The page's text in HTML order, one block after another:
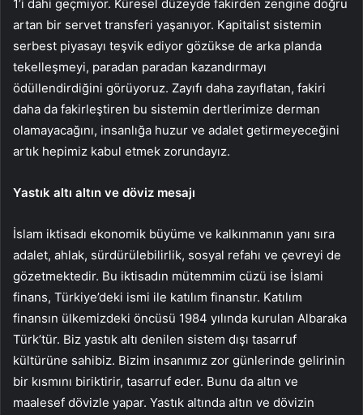
1’i dahi geçmiyor. Küresel düzeyde fakirden zengine doğru
artan bir servet transferi yaşanıyor. Kapitalist sistemin
serbest piyasayı teşvik ediyor gözükse de arka planda
tekelleşmeyi, paradan paradan kazandırmayı
ödüllendirdiğini görüyoruz. Zayıfı daha zayıflatan, fakiri
daha da fakirleştiren bu sistemin dertlerimize derman
olamayacağını, insanlığa huzur ve adalet getirmeyeceğini
artık hepimiz kabul etmek zorundayız.
Yastık altı altın ve döviz mesajı
İslam iktisadı ekonomik büyüme ve kalkınmanın yanı sıra
adalet, ahlak, sürdürülebilirlik, sosyal refahı ve çevreyi de
gözetmektedir. Bu iktisadın mütemmim cüzü ise İslami
finans, Türkiye’deki ismi ile katılım finanstır. Katılım
finansın ülkemizdeki öncüsü 1984 yılında kurulan Albaraka
Türk’tür. Biz yastık altı denilen sistem dışı tasarruf
kültürüne sahibiz. Bizim insanımız zor günlerinde gelirinin
bir kısmını biriktirir, tasarruf eder. Bunu da altın ve
maalesef dövizle yapar. Yastık altında altın ve dövizin